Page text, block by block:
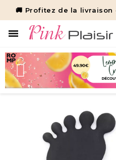
🚚 Profitez de la